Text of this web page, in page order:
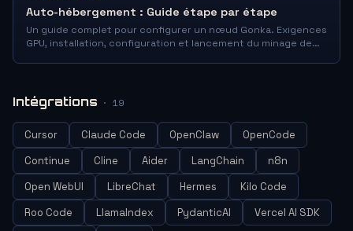
Auto-hébergement : Guide étape par étape
Un guide complet pour configurer un nœud Gonka. Exigences
GPU, installation, configuration et lancement du minage de
Intégrations · 19
Cursor Claude Code OpenClaw
OpenCode
Continue
Cline Aider LangChain
n8n
Open WebUI
LibreChat Hermes
Kilo Code
Roo Code
LlamaIndex PydanticAI
Vercel AI SDK